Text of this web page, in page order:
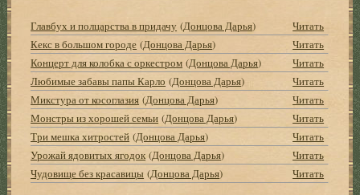
Главбух и полцарства в придачу (Донцова Дарья)
Читать
Кекс в большом городе (Донцова Дарья)
Читать
Концерт для колобка с оркестром (Донцова Дарья)
Читать
Любимые забавы папы Карло (Донцова Дарья)
Читать
Микстура от косоглазия (Донцова Дарья)
Читать
Монстры из хорошей семьи (Донцова Дарья)
Читать
Три мешка хитростей (Донцова Дарья)
Читать
Урожай ядовитых ягодок (Донцова Дарья)
Читать
Чудовище без красавицы (Донцова Дарья) Читать